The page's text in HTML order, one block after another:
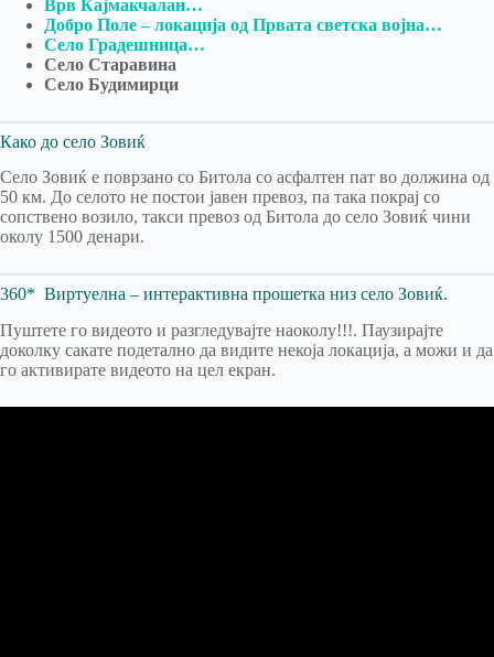
Врв Кајмакчалан…
Добро Поле – локација од Првата светска војна…
Село Градешница…
Село Старавина
Село Будимирци
Како до село Зовиќ
Село Зовиќ е поврзано со Битола со асфалтен пат во должина од
50 км. До селото не постои јавен превоз, па така покрај со
сопствено возило, такси превоз од Битола до село Зовиќ чини
околу 1500 денари.
360* Виртуелна – интерактивна прошетка низ село Зовиќ.
Пуштете го видеото и разгледувајте наоколу!!!. Паузирајте
доколку сакате подетално да видите некоја локација, а можи и да
го активирате видеото на цел екран.